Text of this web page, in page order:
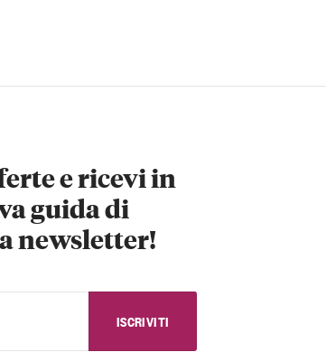
e ricevi in
guida di
newsletter!